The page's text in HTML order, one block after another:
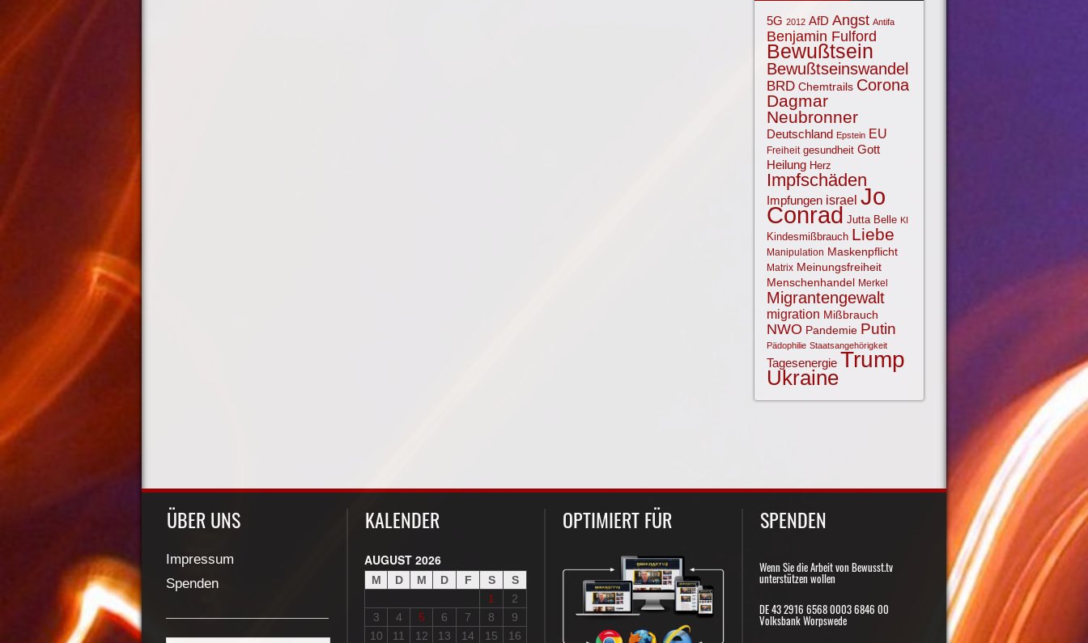
5G 2012 AfD Angst Antifa
Benjamin Fulford
Bewußtsein
Bewußtseinswandel
BRD Chemtrails Corona
Dagmar
Neubronner
Deutschland Epstein EU
Freiheit gesundheit Gott
Heilung Herz
Impfschäden
Impfungen israel Jo
Conrad Jutta Belle KI
Kindesmißbrauch Liebe
Manipulation Maskenpflicht
Matrix Meinungsfreiheit
Menschenhandel Merkel
Migrantengewalt
migration Mißbrauch
NWO Pandemie Putin
Pädophilie Staatsangehörigkeit
Tagesenergie Trump
Ukraine
ÜBER UNS
Impressum
Spenden
KALENDER
AUGUST 2026
M D M D F S
S
1
2
3
4 5 6 7 8
9
10
11 12 13 14 15 16
OPTIMIERT FÜR SPENDEN
Wenn Sie die Arbeit von Bewusst.tv
unterstützen wollen
DE 43 2916 6568 0003 6846 00
Volksbank Worpswede